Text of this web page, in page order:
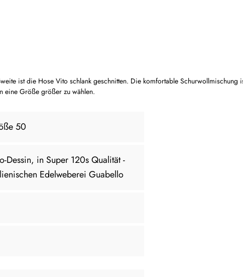
ist die Hose Vito schlank geschnitten. Die komfortable
eine Größe größer zu wählen.
50
Dessin, in Super 120s Qualität -
Edelweberei Guabello